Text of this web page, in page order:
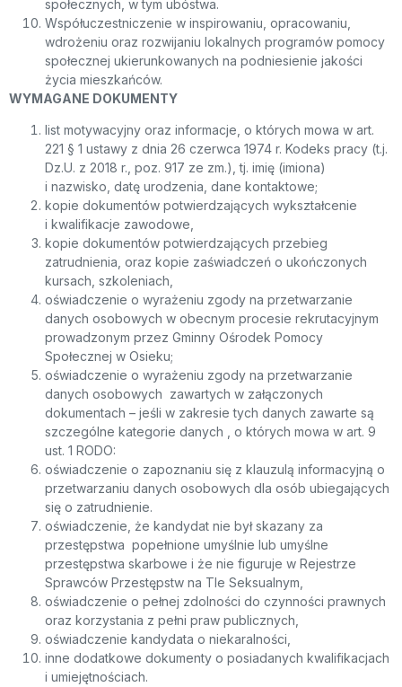
społecznych, w tym ubóstwa.
Współuczestniczenie w inspirowaniu, opracowaniu,
wdrożeniu oraz rozwijaniu lokalnych programów pomocy
społecznej ukierunkowanych na podniesienie jakości
życia mieszkańców.
WYMAGANE DOKUMENTY
list motywacyjny oraz informacje, o których mowa w art.
221 § 1 ustawy z dnia 26 czerwca 1974 r. Kodeks pracy (t.j.
Dz.U. z 2018 r., poz. 917 ze zm.), tj. imię (imiona)
i nazwisko, datę urodzenia, dane kontaktowe;
kopie dokumentów potwierdzających wykształcenie
i kwalifikacje zawodowe,
kopie dokumentów potwierdzających przebieg
zatrudnienia, oraz kopie zaświadczeń o ukończonych
kursach, szkoleniach,
oświadczenie o wyrażeniu zgody na przetwarzanie
danych osobowych w obecnym procesie rekrutacyjnym
prowadzonym przez Gminny Ośrodek Pomocy
Społecznej w Osieku;
oświadczenie o wyrażeniu zgody na przetwarzanie
danych osobowych zawartych w załączonych
dokumentach – jeśli w zakresie tych danych zawarte są
szczególne kategorie danych , o których mowa w art. 9
ust. 1 RODO:
oświadczenie o zapoznaniu się z klauzulą informacyjną o
przetwarzaniu danych osobowych dla osób ubiegających
się o zatrudnienie.
oświadczenie, że kandydat nie był skazany za
przestępstwa popełnione umyślnie lub umyślne
przestępstwa skarbowe i że nie figuruje w Rejestrze
Sprawców Przestępstw na Tle Seksualnym,
oświadczenie o pełnej zdolności do czynności prawnych
oraz korzystania z pełni praw publicznych,
oświadczenie kandydata o niekaralności,
inne dodatkowe dokumenty o posiadanych kwalifikacjach
i umiejętnościach.